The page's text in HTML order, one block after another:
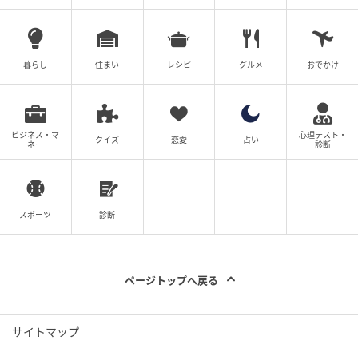
エキサイトニュース
暮らし 住まい レシピ グルメ おでかけ
ビジネス・マ
ネー
クイズ 恋愛 占い
心理テスト・
診断
スポーツ 診断
ページトップへ戻る
サイトマップ